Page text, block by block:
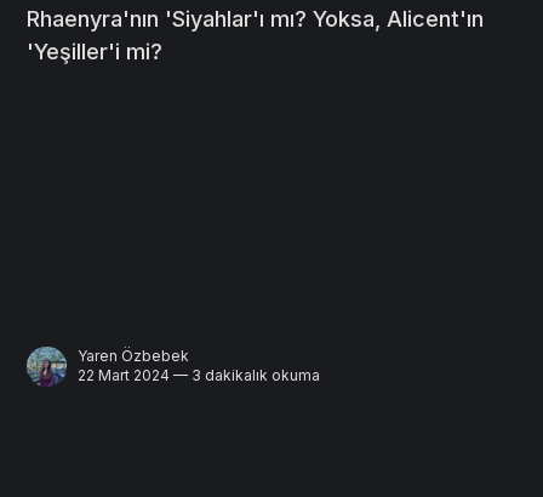
Rhaenyra'nın 'Siyahlar'ı mı? Yoksa, Alicent'ın
'Yeşiller'i mi?
Yaren Özbebek
22 Mart 2024 — 3 dakikalık okuma